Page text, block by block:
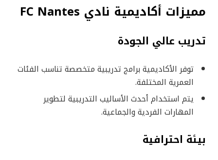
مميزات أكاديمية نادي FC Nantes
تدريب عالي الجودة
توفر الأكاديمية برامج تدريبية متخصصة تناسب الفئات
العمرية المختلفة.
يتم استخدام أحدث الأساليب التدريبية لتطوير
المهارات الفردية والجماعية.
بيئة احترافية